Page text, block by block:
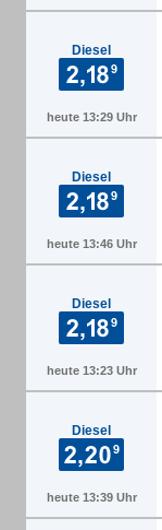
Diesel
heute 13:29 Uhr
Diesel
heute 13:46 Uhr
Diesel
heute 13:23 Uhr
Diesel
heute 13:39 Uhr